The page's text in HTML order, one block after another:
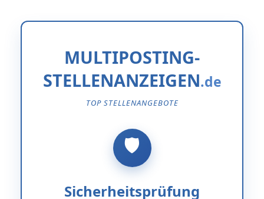
MULTIPOSTING-
STELLENANZEIGEN
TOP STELLENANGEBOTE
Sicherheitsprüfung